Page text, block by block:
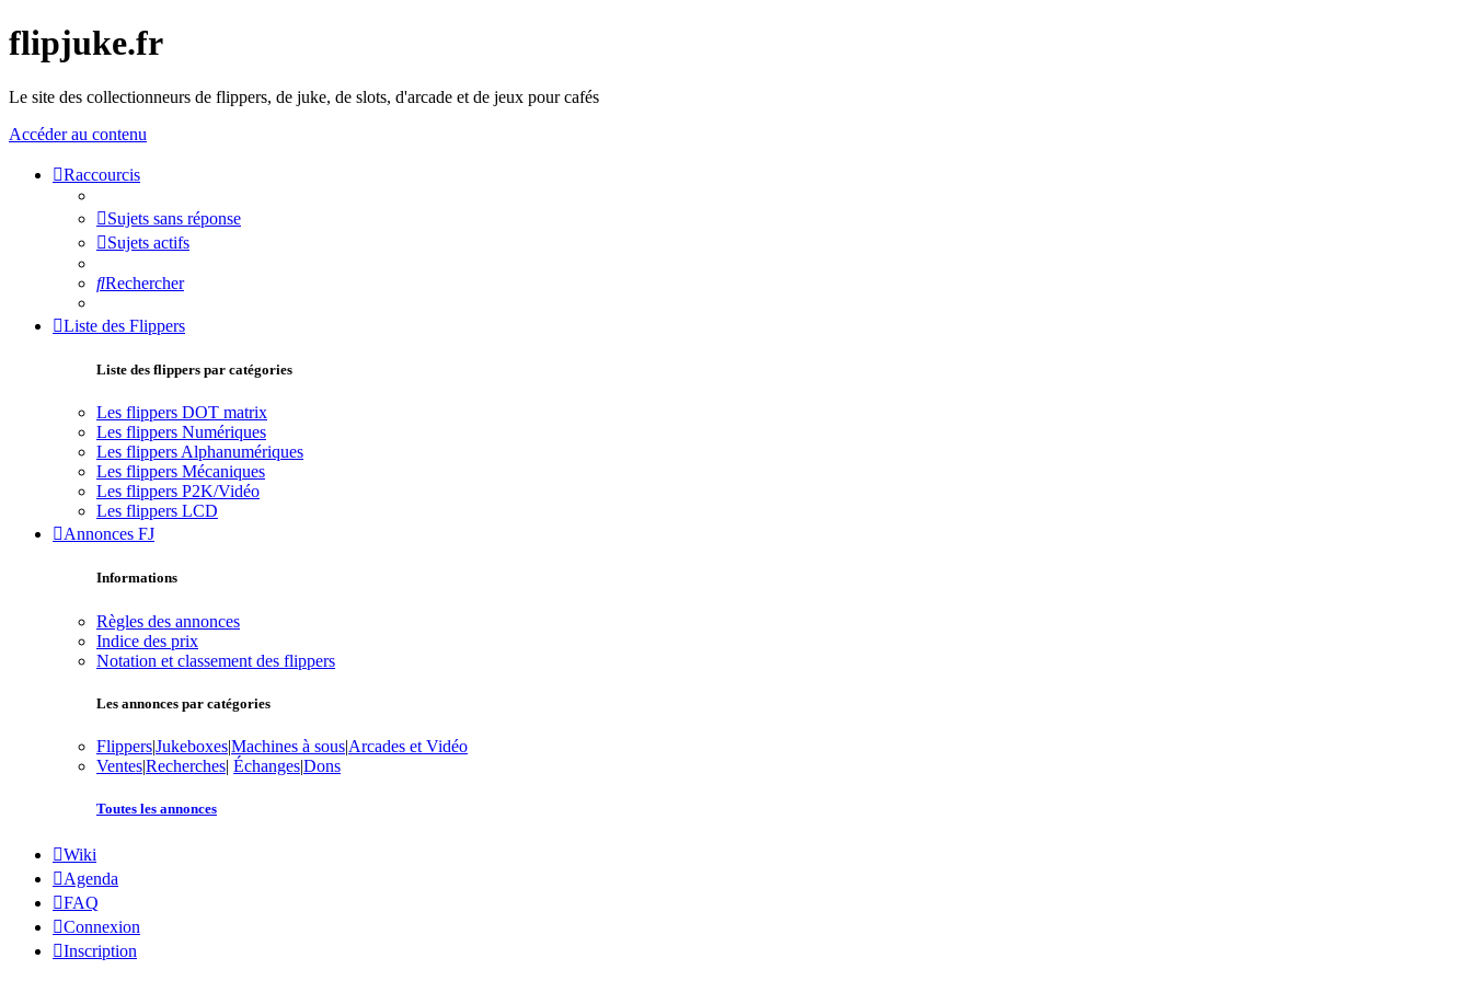
flipjuke.fr
Le site des collectionneurs de flippers, de juke, de slots, d'arcade et de jeux pour cafés
Accéder au contenu
Raccourcis
Sujets sans réponse
Sujets actifs
Rechercher
Liste des Flippers
Liste des flippers par catégories
Les flippers DOT matrix
Les flippers Numériques
Les flippers Alphanumériques
Les flippers Mécaniques
Les flippers P2K/Vidéo
Les flippers LCD
Annonces FJ
Informations
Règles des annonces
Indice des prix
Notation et classement des flippers
Les annonces par catégories
Flippers|Jukeboxes|Machines à sous|Arcades et Vidéo
Ventes|Recherches| Échanges|Dons
Toutes les annonces
Wiki
Agenda
FAQ
Connexion
Inscription